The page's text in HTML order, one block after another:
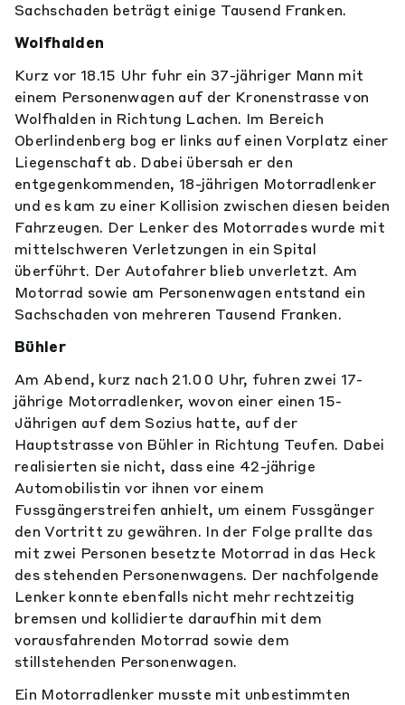
Sachschaden beträgt einige Tausend Franken.
Wolfhalden
Kurz vor 18.15 Uhr fuhr ein 37-jähriger Mann mit
einem Personenwagen auf der Kronenstrasse von
Wolfhalden in Richtung Lachen. Im Bereich
Oberlindenberg bog er links auf einen Vorplatz einer
Liegenschaft ab. Dabei übersah er den
entgegenkommenden, 18-jährigen Motorradlenker
und es kam zu einer Kollision zwischen diesen beiden
Fahrzeugen. Der Lenker des Motorrades wurde mit
mittelschweren Verletzungen in ein Spital
überführt. Der Autofahrer blieb unverletzt. Am
Motorrad sowie am Personenwagen entstand ein
Sachschaden von mehreren Tausend Franken.
Bühler
Am Abend, kurz nach 21.00 Uhr, fuhren zwei 17-
jährige Motorradlenker, wovon einer einen 15-
Jährigen auf dem Sozius hatte, auf der
Hauptstrasse von Bühler in Richtung Teufen. Dabei
realisierten sie nicht, dass eine 42-jährige
Automobilistin vor ihnen vor einem
Fussgängerstreifen anhielt, um einem Fussgänger
den Vortritt zu gewähren. In der Folge prallte das
mit zwei Personen besetzte Motorrad in das Heck
des stehenden Personenwagens. Der nachfolgende
Lenker konnte ebenfalls nicht mehr rechtzeitig
bremsen und kollidierte daraufhin mit dem
vorausfahrenden Motorrad sowie dem
stillstehenden Personenwagen.
Ein Motorradlenker musste mit unbestimmten